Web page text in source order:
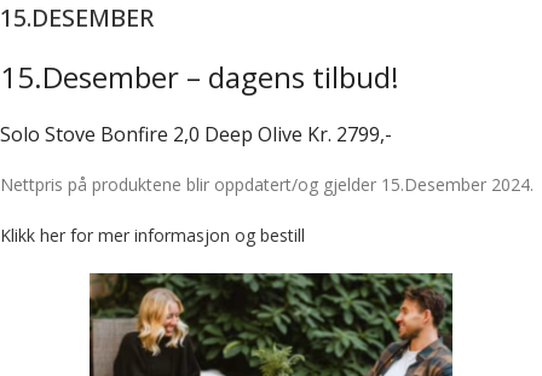
15.DESEMBER
15.Desember – dagens tilbud!
Solo Stove Bonfire 2,0 Deep Olive Kr. 2799,-
Nettpris på produktene blir oppdatert/og gjelder 15.Desember 2024.
Klikk her for mer informasjon og bestill